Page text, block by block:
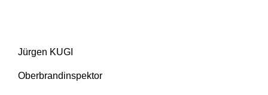
Jürgen KUGI
Oberbrandinspektor